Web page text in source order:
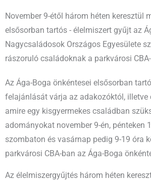
November 9-étől három héten keresztül
elsősorban tartós - élelmiszert gyűjt az
Nagycsaládosok Országos Egyesülete
rászoruló családoknak a parkvárosi
Az Ága-Boga önkéntesei elsősorban
felajánlását várja az adakozóktól, illetve
amire egy kisgyermekes családban
adományokat november 9-én, pénteken
szombaton és vasárnap pedig 9-19 óra
parkvárosi CBA-ban az Ága-Boga
Az élelmiszergyűjtés három héten